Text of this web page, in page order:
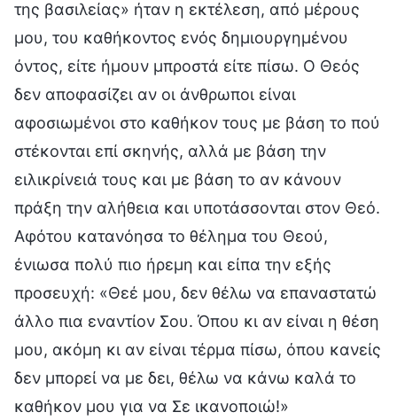
της βασιλείας» ήταν η εκτέλεση, από μέρους
μου, του καθήκοντος ενός δημιουργημένου
όντος, είτε ήμουν μπροστά είτε πίσω. Ο Θεός
δεν αποφασίζει αν οι άνθρωποι είναι
αφοσιωμένοι στο καθήκον τους με βάση το πού
στέκονται επί σκηνής, αλλά με βάση την
ειλικρίνειά τους και με βάση το αν κάνουν
πράξη την αλήθεια και υποτάσσονται στον Θεό.
Αφότου κατανόησα το θέλημα του Θεού,
ένιωσα πολύ πιο ήρεμη και είπα την εξής
προσευχή: «Θεέ μου, δεν θέλω να επαναστατώ
άλλο πια εναντίον Σου. Όπου κι αν είναι η θέση
μου, ακόμη κι αν είναι τέρμα πίσω, όπου κανείς
δεν μπορεί να με δει, θέλω να κάνω καλά το
καθήκον μου για να Σε ικανοποιώ!»